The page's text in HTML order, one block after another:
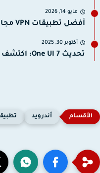
مايو 14, 2026
أفضل تطبيقات VPN مجانية وآمنة لسنة 2026 (دليل شامل).
أكتوبر 30, 2025
تحديث One UI 7: اكتشف 5 مزايا مذهلة في هواتف...
أندرويد تطبيقات